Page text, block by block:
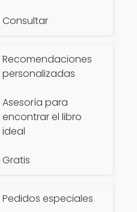
Consultar
Recomendaciones
personalizadas
Asesoría para
encontrar el libro
ideal
Gratis
Pedidos especiales